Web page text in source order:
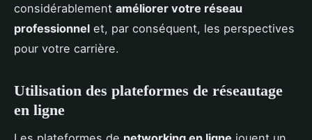
considérablement améliorer votre réseau
professionnel et, par conséquent, les perspectives
pour votre carrière.
Utilisation des plateformes de réseautage
en ligne